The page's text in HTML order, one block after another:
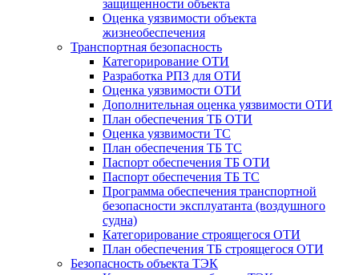
защищенности объекта
Оценка уязвимости объекта
жизнеобеспечения
Транспортная безопасность
Категорирование ОТИ
Разработка РПЗ для ОТИ
Оценка уязвимости ОТИ
Дополнительная оценка уязвимости ОТИ
План обеспечения ТБ ОТИ
Оценка уязвимости ТС
План обеспечения ТБ ТС
Паспорт обеспечения ТБ ОТИ
Паспорт обеспечения ТБ ТС
Программа обеспечения транспортной
безопасности эксплуатанта (воздушного
судна)
Категорирование строящегося ОТИ
План обеспечения ТБ строящегося ОТИ
Безопасность объекта ТЭК